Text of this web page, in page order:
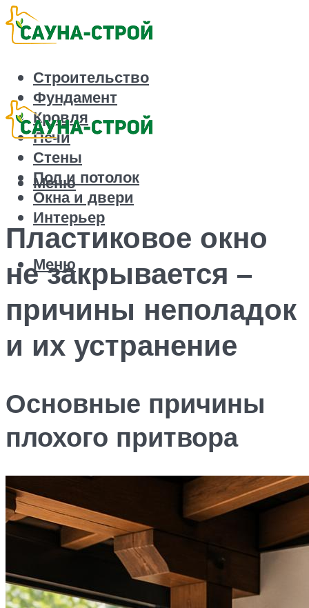
Строительство
Фундамент
Кровля
Печи
Стены
Пол и потолок
Окна и двери
Интерьер
Меню
Меню
Пластиковое окно
не закрывается –
причины неполадок
и их устранение
Основные причины
плохого притвора